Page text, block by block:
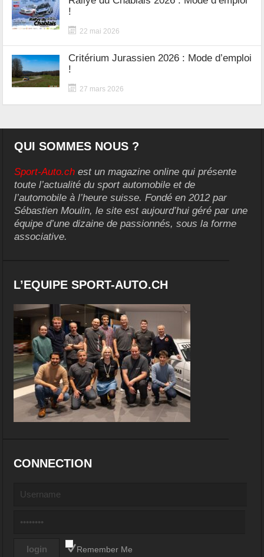
!
22 mai 2026
Critérium Jurassien 2026 : Mode d’emploi
!
27 mars 2026
QUI SOMMES NOUS ?
Sport-Auto.ch est un magazine online qui présente
toute l’actualité du sport automobile et de
l’automobile à l’heure suisse. Fondé en 2012 par
Sébastien Moulin, le site est aujourd’hui géré par une
équipe d’une dizaine de passionnés, sous la forme
associative.
L’EQUIPE SPORT-AUTO.CH
CONNECTION
Remember Me